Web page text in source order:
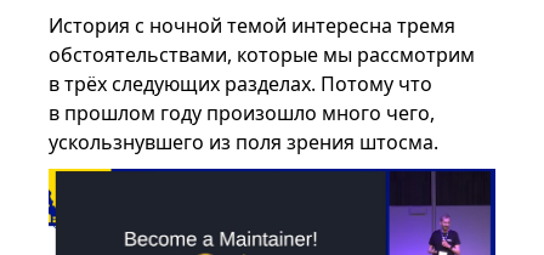
История с ночной темой интересна тремя
обстоятельствами, которые мы рассмотрим
в трёх следующих разделах. Потому что
в прошлом году произошло много чего,
ускользнувшего из поля зрения штосма.